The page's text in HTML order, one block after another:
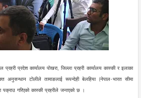
प्रहरी प्रदेश कार्यालय पोखरा, जिल्ला प्रहरी कार्यालय कास्की र इलाका
अनुसन्धान टोलीले तामाङलाई रूपन्देही बेलहिया (नेपाल-भारत सीमा
गरिएको कास्की प्रहरीले जनाएको छ ।